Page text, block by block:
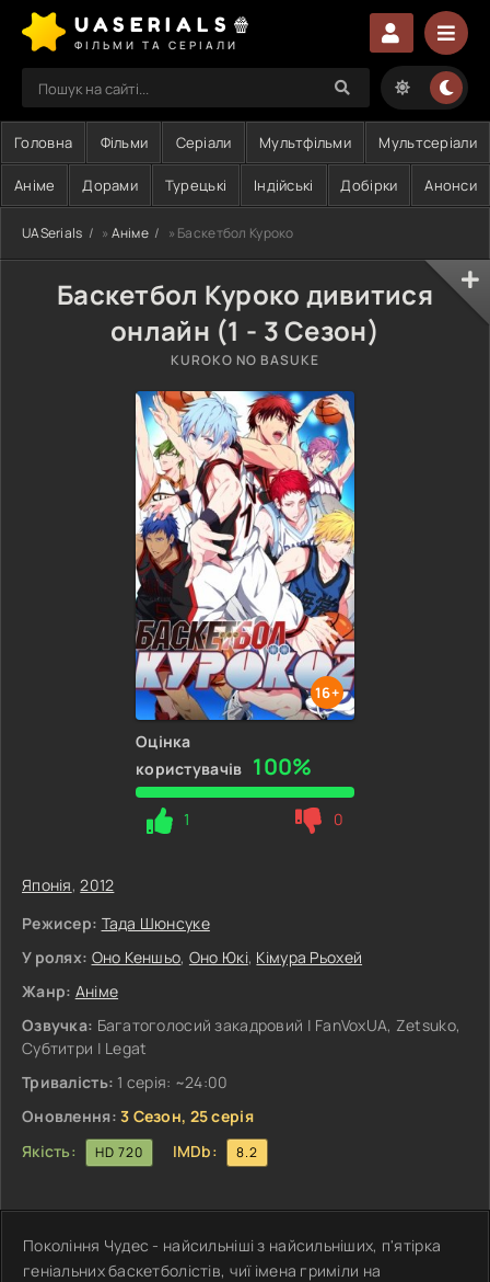
UASERIALS🍿
ФІЛЬМИ ТА СЕРІАЛИ
Головна Фільми Серіали Мультфільми Мультсеріали
Аніме Дорами Турецькі Індійські Добірки Анонси
UASerials » Аніме » Баскетбол Куроко
Баскетбол Куроко дивитися
онлайн (1 - 3 Сезон)
KUROKO NO BASUKE
16+
Оцінка
користувачів 100%
1 0
Японія,2012
Режисер: Тада Шюнсуке
У ролях: Оно Кеншьо, Оно Юкі, Кімура Рьохей
Жанр: Аніме
Озвучка: Багатоголосий закадровий | FanVoxUA, Zetsuko,
Субтитри | Legat
Тривалість: 1 серія: ~24:00
Оновлення: 3 Сезон, 25 серія
Якість:
HD 720 IMDb: 8.2
Покоління Чудес - найсильніші з найсильніших, п'ятірка
геніальних баскетболістів, чиї імена гриміли на